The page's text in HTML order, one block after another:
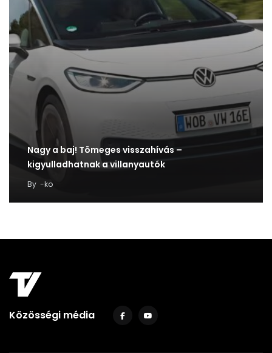
Nagy a baj! Tömeges visszahívás –
kigyulladhatnak a villanyautók
By -ko
Közösségi média